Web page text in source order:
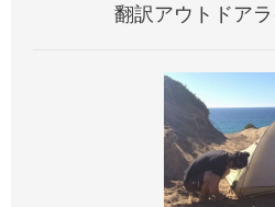
翻訳アウトドア